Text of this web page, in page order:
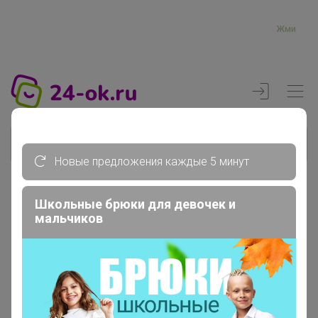
Жми
Marika.
Сообщения пользователя
Новые предложения каждые 5 минут
Школьные брюки для девочек и
мальчиков